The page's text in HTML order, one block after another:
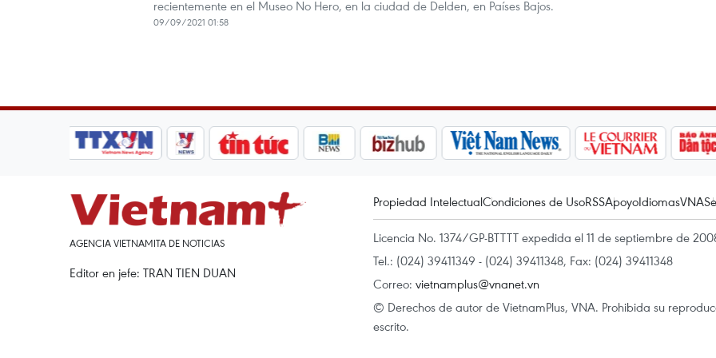
recientemente en el Museo No Hero, en la ciudad de Delden, en Países Bajos.
09/09/2021 01:58
AGENCIA VIETNAMITA DE NOTICIAS
Editor en jefe: TRAN TIEN DUAN
Propiedad IntelectualCondiciones de UsoRSSApoyoIdiomasVNA
Licencia No. 1374/GP-BTTTT expedida el 11 de septiembre de
Tel.: (024) 39411349 - (024) 39411348, Fax: (024) 39411348
Correo: vietnamplus@vnanet.vn
© Derechos de autor de VietnamPlus, VNA. Prohibida su
escrito.